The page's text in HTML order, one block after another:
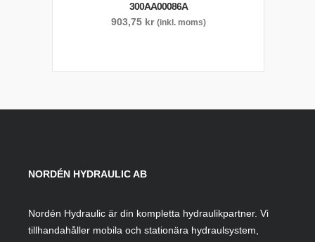
300AA00086A
903,75 kr (inkl. moms)
NORDÉN HYDRAULIC AB
Nordén Hydraulic är din kompletta hydraulikpartner. Vi
tillhandahåller mobila och stationära hydraulsystem,